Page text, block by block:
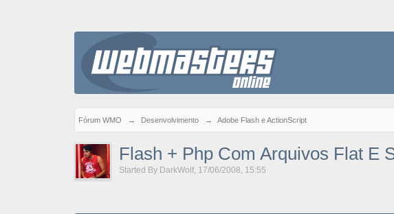
Fórum WMO → Desenvolvimento → Adobe Flash e ActionScript
Flash + Php Com Arquivos Flat E
Started By DarkWolf, 17/06/2008, 15:55